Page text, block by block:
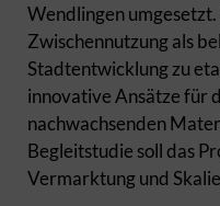
Wendlingen umgesetzt.
Zwischennutzung als
Stadtentwicklung zu
innovative Ansätze für
nachwachsenden
Begleitstudie soll das
Vermarktung und